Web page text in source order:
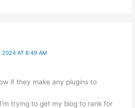
2024 AT 8:49 AM
if they make any plugins to
trying to get my blog to rank for